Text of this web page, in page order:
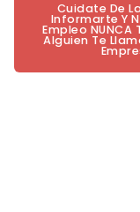
Cuidate De
Informarte Y
Empleo
Alguien Te